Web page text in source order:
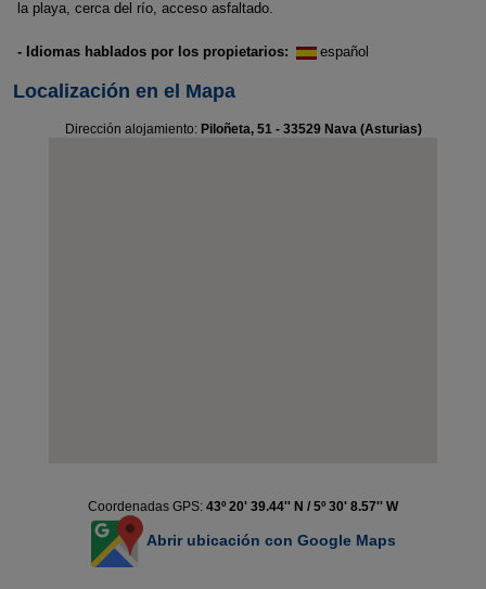
la playa, cerca del río, acceso asfaltado.
- Idiomas hablados por los propietarios: español
Localización en el Mapa
Dirección alojamiento: Piloñeta, 51 - 33529 Nava (Asturias)
Coordenadas GPS: 43º 20' 39.44'' N / 5º 30' 8.57'' W
Abrir ubicación con Google Maps